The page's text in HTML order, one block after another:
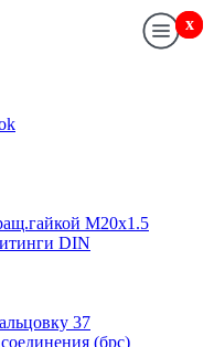
M20x1.5
DIN
37
(брс)
x
x